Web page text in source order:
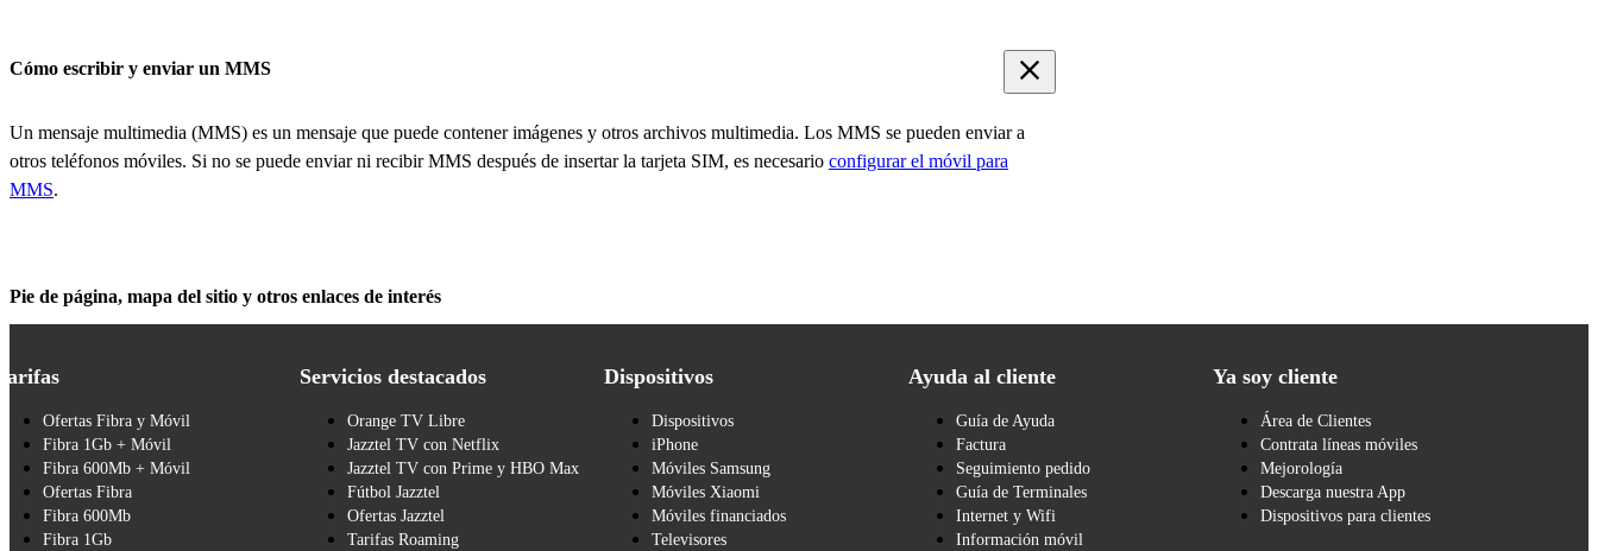
Cómo escribir y enviar un MMS
Un mensaje multimedia (MMS) es un mensaje que puede contener imágenes y otros archivos multimedia. Los MMS se pueden enviar a
otros teléfonos móviles. Si no se puede enviar ni recibir MMS después de insertar la tarjeta SIM, es necesario configurar el móvil para
MMS.
Pie de página, mapa del sitio y otros enlaces de interés
Ofertas Fibra y Móvil
Fibra 1Gb + Móvil
Fibra 600Mb + Móvil
Ofertas Fibra
Fibra 600Mb
Fibra 1Gb
Servicios destacados
Orange TV Libre
Jazztel TV con Netflix
Jazztel TV con Prime y HBO Max
Fútbol Jazztel
Ofertas Jazztel
Tarifas Roaming
Dispositivos
Dispositivos
iPhone
Móviles Samsung
Móviles Xiaomi
Móviles financiados
Televisores
Ayuda al cliente
Guía de Ayuda
Factura
Seguimiento pedido
Guía de Terminales
Internet y Wifi
Información móvil
Ya soy cliente
Área de Clientes
Contrata líneas móviles
Mejorología
Descarga nuestra App
Dispositivos para clientes